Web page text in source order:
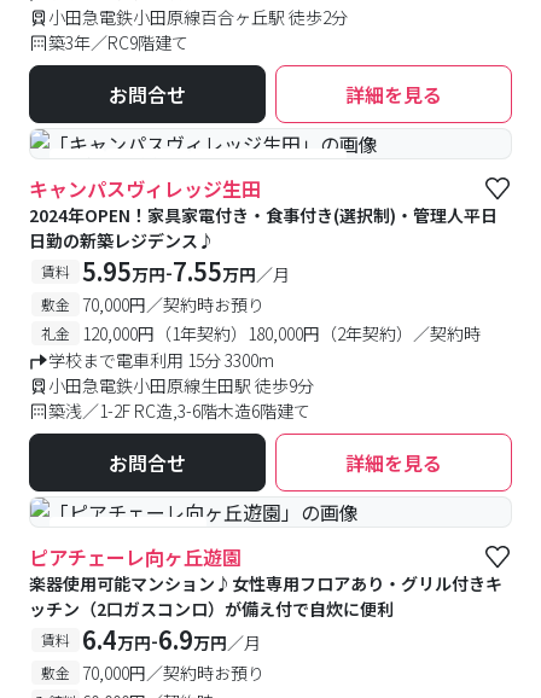
小田急電鉄小田原線百合ヶ丘駅 徒歩2分
築3年／RC9階建て
お問合せ 詳細を見る
#築浅 #食事付き #女性専用フロアあり
キャンパスヴィレッジ生田
2024年OPEN！家具家電付き・食事付き(選択制)・管理人平日
日勤の新築レジデンス♪
賃料 5.95万円-7.55万円／月
敷金 70,000円／契約時お預り
礼金
120,000円（1年契約）180,000円（2年契約）／契約時
学校まで電車利用 15分 3300m
小田急電鉄小田原線生田駅 徒歩9分
築浅／1-2F RC造,3-6階木造6階建て
お問合せ 詳細を見る
#女性専用フロアあり
ピアチェーレ向ヶ丘遊園
楽器使用可能マンション♪女性専用フロアあり・グリル付きキ
ッチン（2口ガスコンロ）が備え付で自炊に便利
賃料 6.4万円-6.9万円／月
敷金 70,000円／契約時お預り